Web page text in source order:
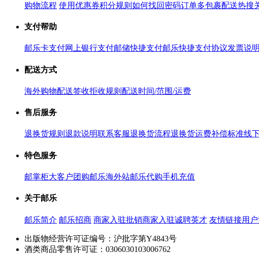
购物流程 使用优惠券积分规则 如何找回密码订单多包裹配送热搜
支付帮助
邮乐卡支付网上银行支付邮储快捷支付邮乐快捷支付协议发票说明
配送方式
海外购物配送签收拒收规则 配送时间/范围/运费
售后服务
退换货规则 退款说明联系客服退换货流程退换货运费补偿标准线
特色服务
邮掌柜大客户团购邮乐海外站邮乐代购手机充值
关于邮乐
邮乐简介 邮乐招商 商家入驻批销商家入驻诚聘英才 友情链接用
出版物经营许可证编号：沪批字第Y4843号
酒类商品零售许可证：0306030103006762